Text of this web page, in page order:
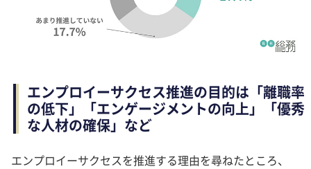
エンプロイーサクセス推進の目的は「離職率
の低下」「エンゲージメントの向上」「優秀
な人材の確保」など
エンプロイーサクセスを推進する理由を尋ねたところ、